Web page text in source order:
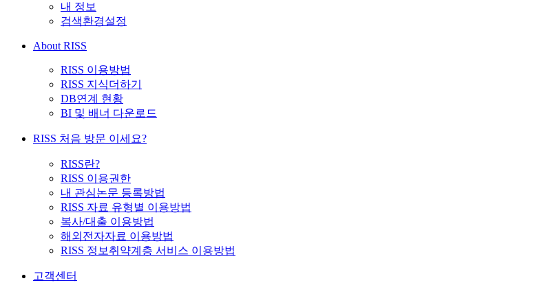
내 정보
검색환경설정
About RISS
RISS 이용방법
RISS 지식더하기
DB연계 현황
BI 및 배너 다운로드
RISS 처음 방문 이세요?
RISS란?
RISS 이용권한
내 관심논문 등록방법
RISS 자료 유형별 이용방법
복사/대출 이용방법
해외전자자료 이용방법
RISS 정보취약계층 서비스 이용방법
고객센터